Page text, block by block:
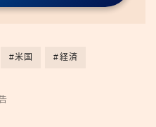
#米国 #経済